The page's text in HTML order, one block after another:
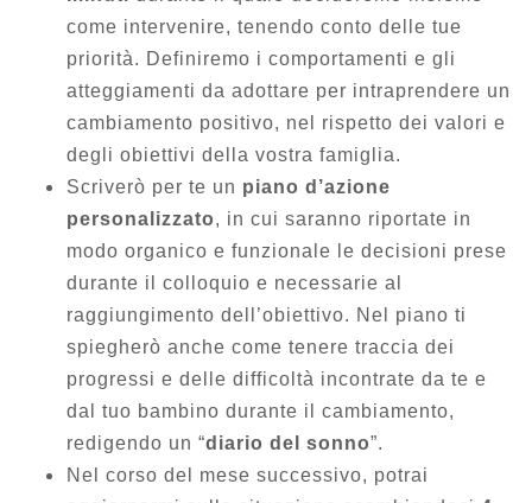
come intervenire, tenendo conto delle tue
priorità. Definiremo i comportamenti e gli
atteggiamenti da adottare per intraprendere un
cambiamento positivo, nel rispetto dei valori e
degli obiettivi della vostra famiglia.
Scriverò per te un piano d’azione
personalizzato, in cui saranno riportate in
modo organico e funzionale le decisioni prese
durante il colloquio e necessarie al
raggiungimento dell’obiettivo. Nel piano ti
spiegherò anche come tenere traccia dei
progressi e delle difficoltà incontrate da te e
dal tuo bambino durante il cambiamento,
redigendo un “diario del sonno”.
Nel corso del mese successivo, potrai